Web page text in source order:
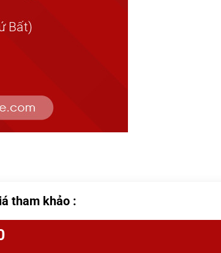
tham khảo :